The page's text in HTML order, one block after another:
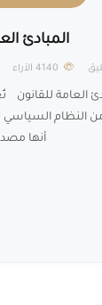
المبادئ
الآراء
العامة
من النظام
أنها